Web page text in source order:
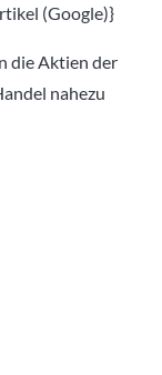
(Google)}
die Aktien der
nahezu